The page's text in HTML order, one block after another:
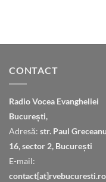
CONTACT
Radio Vocea Evangheliei
București,
Adresă: str. Paul
16, sector 2, București
E-mail:
contact[at]rvebucuresti.ro